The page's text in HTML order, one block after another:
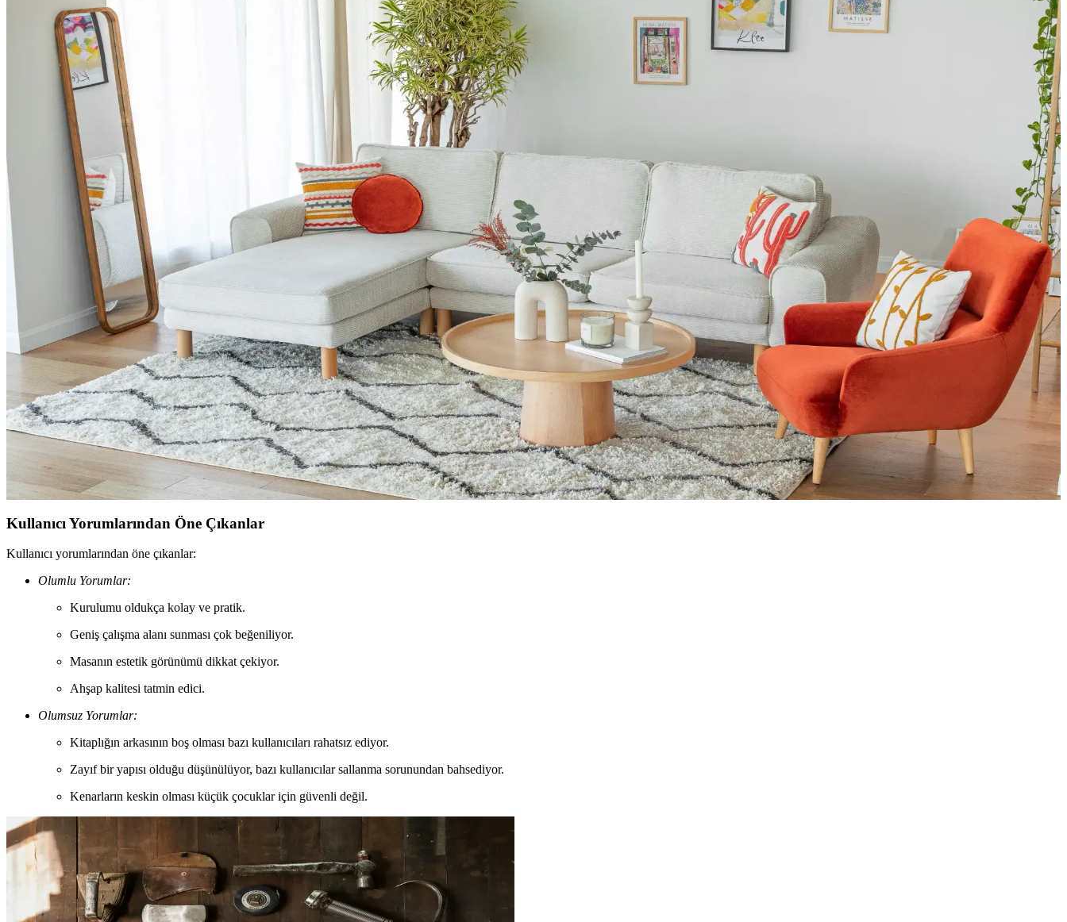
Dergi ve gazete tutucuları, basılı medyanın yanı sıra battaniye, ayakkabı ve banyo malzemeleri gibi farklı eşyaların düzenlenmesinde fonksiyonel çözümler sunar. Malzeme ve boyut çeşitliliği kullanım alanlarını
Ev Dekorasyonunda Halı Seçimi: Renk Dengesi ve Uyum Prensipleriyle Mekan Tasarımı
Ev dekorasyonunda halı seçimi, renk dengesi ve desen uyumu ile mekanın atmosferini belirler. 60/30/10 prensibi ve mobilyalarla uyum, yaşam alanına sıcaklık ve kişilik katar.
Salon Duvar Düzenlemesinde Raf Kullanımı ve Estetik Dengenin Sağlanması
Salon duvarlarında rafların simetrik yerleşimi, aksesuar seçimi ve mobilya düzeni mekânın estetik ve fonksiyonel dengesini sağlar. Doğru duvar rengi ve sanat eserleriyle ferah bir atmosfer oluşturulur.
Giriş Holü Dekorasyonunda Estetik ve Fonksiyonellik: Sahil Evi İçin Pratik Çözümler
Giriş holü dekorasyonunda duvar kağıdı seçimi, mobilya düzeni ve zemin malzemeleri estetik ve fonksiyonelliği dengeler. Sahil evlerinde kum ve neme karşı pratik çözümler önemlidir.
ABD'de USM Haller Modüler Mobilya Sistemlerine Uyumlu Alternatifler ve Üretim Değerlendirmesi
USM Haller modüler mobilyalarının yüksek fiyatları, ABD'de yerel marangozlar ve yapı marketlerinden temin edilen uyumlu parçalarla ekonomik ve esnek alternatifler oluşturulmasına yol açıyor. Üretim
maliyetleri ve kullanıcı deneyimleri değerlendiriliyor.
Yeşil Kanepe Dekorasyonunda Renk Uyumu ve Mobilya Düzeniyle Mekan Estetiği
Yeşil kanepe, odanın renk paleti ve mobilya düzeniyle uyum sağladığında dekorasyonda öne çıkar. Renk bütünlüğü ve mobilya yerleşimi, mekanın estetiğini ve ferahlığını artırır.
Küçük Toalet Odası Yenileme: Fonksiyonel ve Estetik Tasarım Önerileri
Küçük toalet odasının yenilenmesinde mobilya uyumu, ton sür ton desenler ve aksesuar seçimi önemlidir. Uygun fiyatlı dolap boyama ve hijyenik halı tercihleri mekâna estetik ve fonksiyonellik katar.
Küçük Oturma Odalarında Rahat Koltuk Yerleşimi ve Dekorasyon Stratejileri
Küçük oturma odalarında rahat koltukların yerleşimi ve dekorasyonunda fonksiyonellik ile estetiğin dengelenmesi önemlidir. Doğru mobilya seçimi ve aksesuar kullanımı mekânı hem konforlu hem şık kılar.
Kullanıcı Yorumlarından Öne Çıkanlar
Kullanıcı yorumlarından öne çıkanlar:
Olumlu Yorumlar:
Kurulumu oldukça kolay ve pratik.
Geniş çalışma alanı sunması çok beğeniliyor.
Masanın estetik görünümü dikkat çekiyor.
Ahşap kalitesi tatmin edici.
Olumsuz Yorumlar:
Kitaplığın arkasının boş olması bazı kullanıcıları rahatsız ediyor.
Zayıf bir yapısı olduğu düşünülüyor, bazı kullanıcılar sallanma sorunundan bahsediyor.
Kenarların keskin olması küçük çocuklar için güvenli değil.